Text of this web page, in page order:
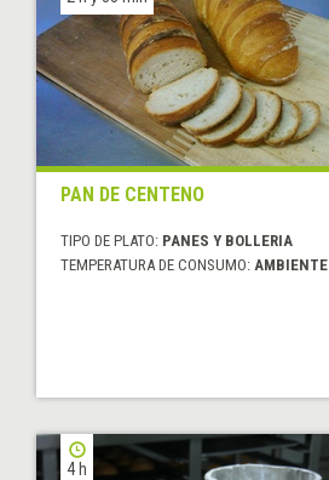
PAN DE CENTENO
TIPO DE PLATO: PANES Y BOLLERIA
TEMPERATURA DE CONSUMO: AMBIENTE
4 h